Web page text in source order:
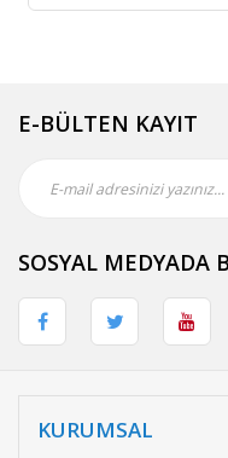
E-BÜLTEN KAYIT
SOSYAL MEDYADA
KURUMSAL